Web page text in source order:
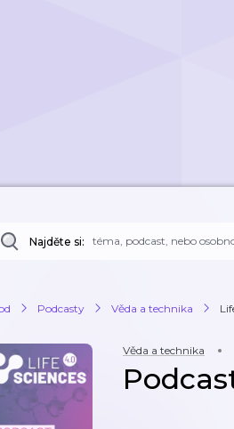
Najděte si:
Podcasty Věda a technika
Věda a technika